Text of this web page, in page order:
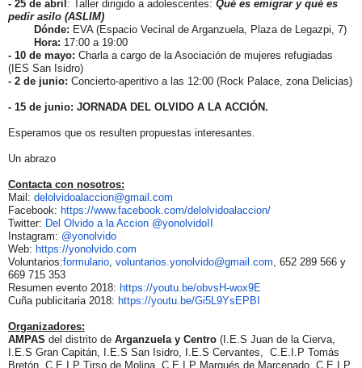
- 25 de abril : Taller dirigido a adolescentes: Qué es emigrar y qué es
pedir asilo (ASLIM)
Dónde: EVA (Espacio Vecinal de Arganzuela, Plaza de Legazpi, 7)
Hora: 17:00 a 19:00
- 10 de mayo: Charla a cargo de la Asociación de mujeres refugiadas
(IES San Isidro)
- 2 de junio: Concierto-aperitivo a las 12:00 (Rock Palace, zona Delicias)
- 15 de junio: JORNADA DEL OLVIDO A LA ACCIÓN.
Esperamos que os resulten propuestas interesantes.
Un abrazo
Contacta con nosotros:
Mail: delolvidoalaccion@gmail.com
Facebook: https://www.facebook.com/delolvidoalaccion/
Twitter: Del Olvido a la Accion @yonolvidoII
Instagram: @yonolvido
Web: https://yonolvido.com
Voluntarios:formulario voluntarios.yonolvido@gmail. com , 652 289 566 y
669 715 353
Resumen evento 2018: https://youtu.be/obvsH-wox9E
Cuña publicitaria 2018: https://youtu.be/Gi5L9YsEPBI
Organizadores:
AMPAS del distrito de Arganzuela y Centro (I.E.S Juan de la Cierva,
I.E.S Gran Capitán, I.E.S San Isidro, I.E.S Cervantes, C.E.I.P Tomás
Bretón, C.E.I.P Tirso de Molina, C.E.I.P Marqués de Marcenado, C.E.I.P